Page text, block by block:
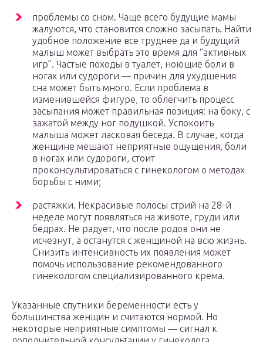
проблемы со сном. Чаще всего будущие мамы
жалуются, что становится сложно засыпать. Найти
удобное положение все труднее да и будущий
малыш может выбрать это время для “активных
игр”. Частые походы в туалет, ноющие боли в
ногах или судороги — причин для ухудшения
сна может быть много. Если проблема в
изменившейся фигуре, то облегчить процесс
засыпания может правильная позиция: на боку, с
зажатой между ног подушкой. Успокоить
малыша может ласковая беседа. В случае, когда
женщине мешают неприятные ощущения, боли
в ногах или судороги, стоит
проконсультироваться с гинекологом о методах
борьбы с ними;
растяжки. Некрасивые полосы стрий на 28-й
неделе могут появляться на животе, груди или
бедрах. Не радует, что после родов они не
исчезнут, а останутся с женщиной на всю жизнь.
Снизить интенсивность их появления может
помочь использование рекомендованного
гинекологом специализированного крема.
Указанные спутники беременности есть у
большинства женщин и считаются нормой. Но
некоторые неприятные симптомы — сигнал к